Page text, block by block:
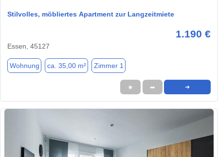
Stilvolles, möbliertes Apartment zur Langzeitmiete
1.190 €
Essen, 45127
Wohnung ca. 35,00 m² Zimmer 1
★ ➦ ➜